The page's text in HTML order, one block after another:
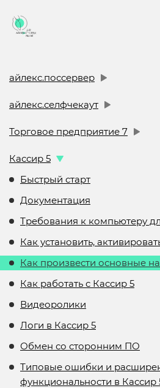
айлекс.поссервер
айлекс.селфчекаут
Торговое предприятие 7
Кассир 5
Быстрый старт
Документация
Требования к компьютеру
Как установить,
Как произвести основные
Как работать с Кассир 5
Видеоролики
Логи в Кассир 5
Обмен со сторонним ПО
Типовые ошибки и
функциональности в Кассир